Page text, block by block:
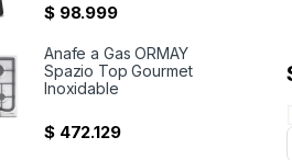
$98.999
Anafe a Gas ORMAY
Spazio Top Gourmet
Inoxidable
$472.129